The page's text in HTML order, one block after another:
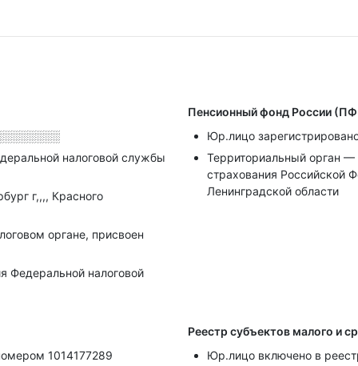
налоговой службы
г,,,, Красного
органе, присвоен
Федеральной налоговой
Пенсионный фонд России
Юр.лицо
Территориальный орган —
страхования Российской
Ленинградской области
1014177289
Реестр субъектов малого и
Юр.лицо включено в